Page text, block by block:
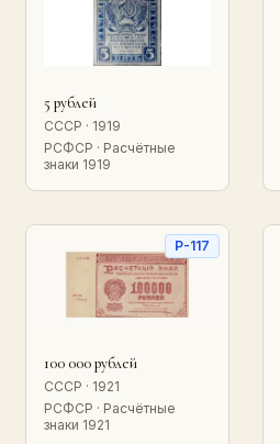
5 рублей
СССР · 1919
РСФСР · Расчётные
знаки 1919
P-117
100 000 рублей
СССР · 1921
РСФСР · Расчётные
знаки 1921